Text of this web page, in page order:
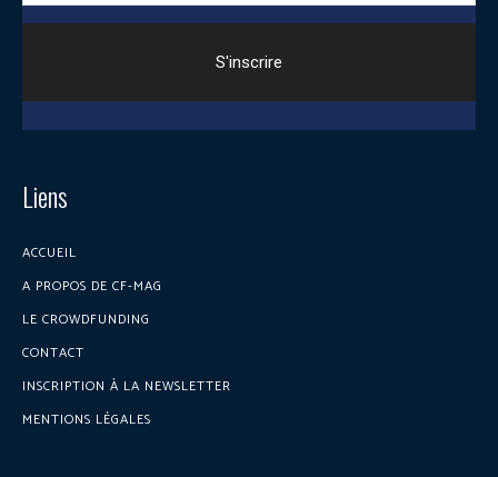
Liens
ACCUEIL
A PROPOS DE CF-MAG
LE CROWDFUNDING
CONTACT
INSCRIPTION À LA NEWSLETTER
MENTIONS LÉGALES